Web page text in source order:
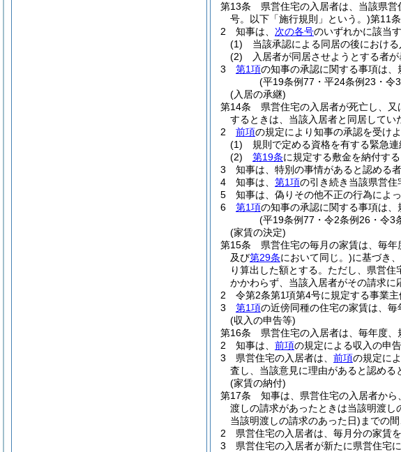
第13条
県営住宅の入居者は、当該県
号。以下「施行規則」という。)第11
2
知事は、 次の各号のいずれかに該当す
(1)
当該承認による同居の後におけ
(2)
入居者が同居させようとする者が
3
第1項の知事の承認に関する事項は、
(平19条例77・平24条例23・令
(入居の承継)
第14条
県営住宅の入居者が死亡し、
するときは、当該入居者と同居してい
2
前項の規定により知事の承認を受け
(1)
規則で定める資格を有する緊急
(2)
第19条に規定する敷金を納付する
3
知事は、特別の事情があると認める者
4
知事は、 第1項の引き続き当該県営
5
知事は、偽りその他不正の行為によ
6
第1項の知事の承認に関する事項は、
(平19条例77・令2条例26・令3
(家賃の決定)
第15条
県営住宅の毎月の家賃は、毎年
及び第29条において同じ。)に基づき
り算出した額とする。 ただし、県営住
かかわらず、当該入居者がその請求に
2
令第2条第1項第4号に規定する事業
3
第1項の近傍同種の住宅の家賃は、毎
(収入の申告等)
第16条
県営住宅の入居者は、毎年度
2
知事は、 前項の規定による収入の申
3
県営住宅の入居者は、 前項の規定に
査し、当該意見に理由があると認める
(家賃の納付)
第17条
知事は、県営住宅の入居者から、
渡しの請求があったときは当該明渡し
当該明渡しの請求のあった日) までの
2
県営住宅の入居者は、毎月分の家賃
3
県営住宅の入居者が新たに県営住宅